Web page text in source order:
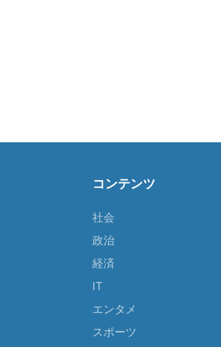
コンテンツ
社会
政治
経済
IT
エンタメ
スポーツ